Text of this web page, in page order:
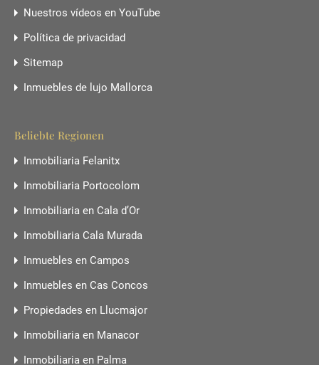
Nuestros vídeos en YouTube
Política de privacidad
Sitemap
Inmuebles de lujo Mallorca
Beliebte Regionen
Inmobiliaria Felanitx
Inmobiliaria Portocolom
Inmobiliaria en Cala d’Or
Inmobiliaria Cala Murada
Inmuebles en Campos
Inmuebles en Cas Concos
Propiedades en Llucmajor
Inmobiliaria en Manacor
Inmobiliaria en Palma